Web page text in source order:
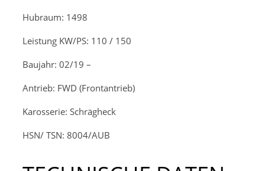
Hubraum: 1498
Leistung KW/PS: 110 / 150
Baujahr: 02/19 –
Antrieb: FWD (Frontantrieb)
Karosserie: Schrägheck
HSN/ TSN: 8004/AUB